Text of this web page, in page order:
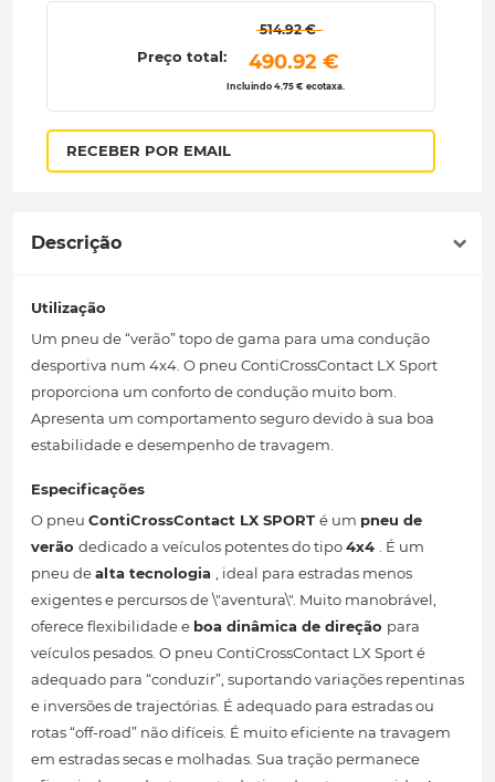
Preço total:
514.92 €
490.92 €
Incluindo 4.75 € ecotaxa.
RECEBER POR EMAIL
Descrição
Utilização
Um pneu de “verão” topo de gama para uma condução
desportiva num 4x4. O pneu ContiCrossContact LX Sport
proporciona um conforto de condução muito bom.
Apresenta um comportamento seguro devido à sua boa
estabilidade e desempenho de travagem.
Especificações
O pneu ContiCrossContact LX SPORT é um pneu de
verão dedicado a veículos potentes do tipo4x4 . É um
pneu dealta tecnologia , ideal para estradas menos
exigentes e percursos de \"aventura\". Muito manobrável,
oferece flexibilidade e boa dinâmica de direção para
veículos pesados. O pneu ContiCrossContact LX Sport é
adequado para “conduzir”, suportando variações repentinas
e inversões de trajectórias. É adequado para estradas ou
rotas “off-road” não difíceis. É muito eficiente na travagem
em estradas secas e molhadas. Sua tração permanece